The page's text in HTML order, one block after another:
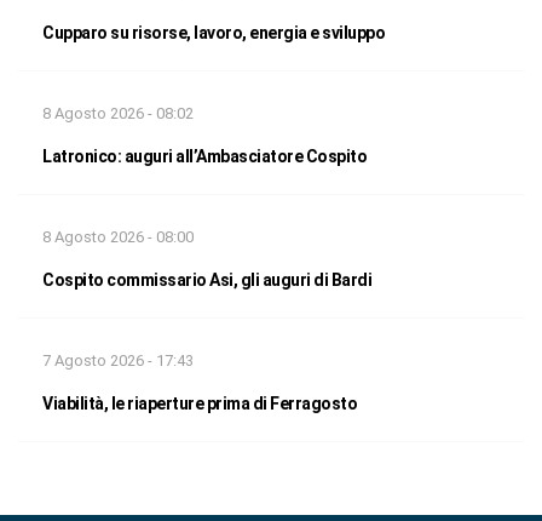
Cupparo su risorse, lavoro, energia e sviluppo
8 Agosto 2026 - 08:02
Latronico: auguri all’Ambasciatore Cospito
8 Agosto 2026 - 08:00
Cospito commissario Asi, gli auguri di Bardi
7 Agosto 2026 - 17:43
Viabilità, le riaperture prima di Ferragosto